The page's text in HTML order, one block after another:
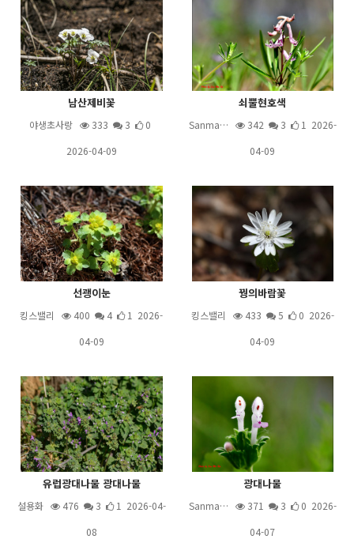
남산제비꽃
야생초사랑 333 3
0
2026-04-09
쇠뿔현호색
Sanma… 342 3
1 2026-
04-09
선괭이눈
킹스밸리 400 4
1 2026-
04-09
꿩의바람꽃
킹스밸리 433 5
0 2026-
04-09
유럽광대나물 광대나물
설용화 476 3
1 2026-04-
08
광대나물
Sanma… 371 3
0 2026-
04-07